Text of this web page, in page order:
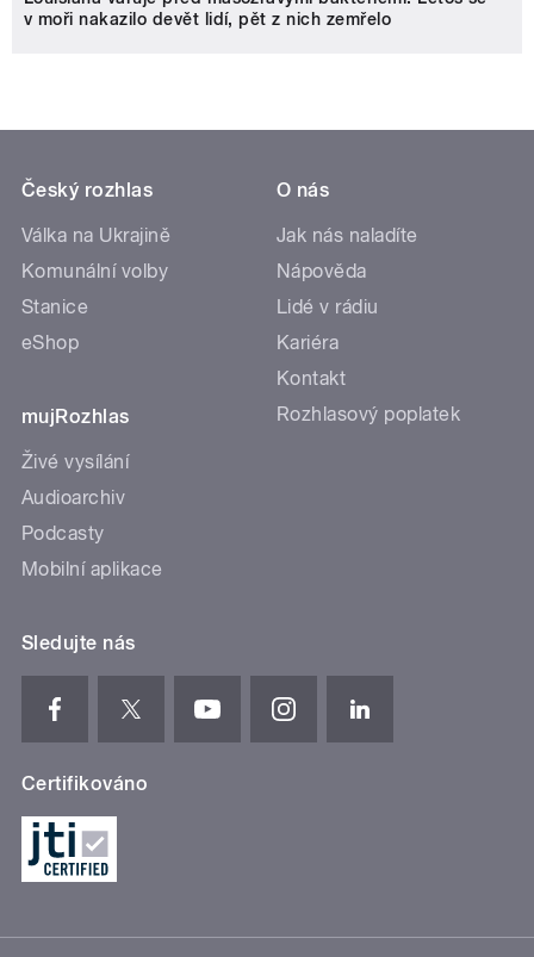
v moři nakazilo devět lidí, pět z nich zemřelo
Český rozhlas
Válka na Ukrajině
Komunální volby
Stanice
eShop
mujRozhlas
Živé vysílání
Audioarchiv
Podcasty
Mobilní aplikace
O nás
Jak nás naladíte
Nápověda
Lidé v rádiu
Kariéra
Kontakt
Rozhlasový poplatek
Sledujte nás
Certifikováno